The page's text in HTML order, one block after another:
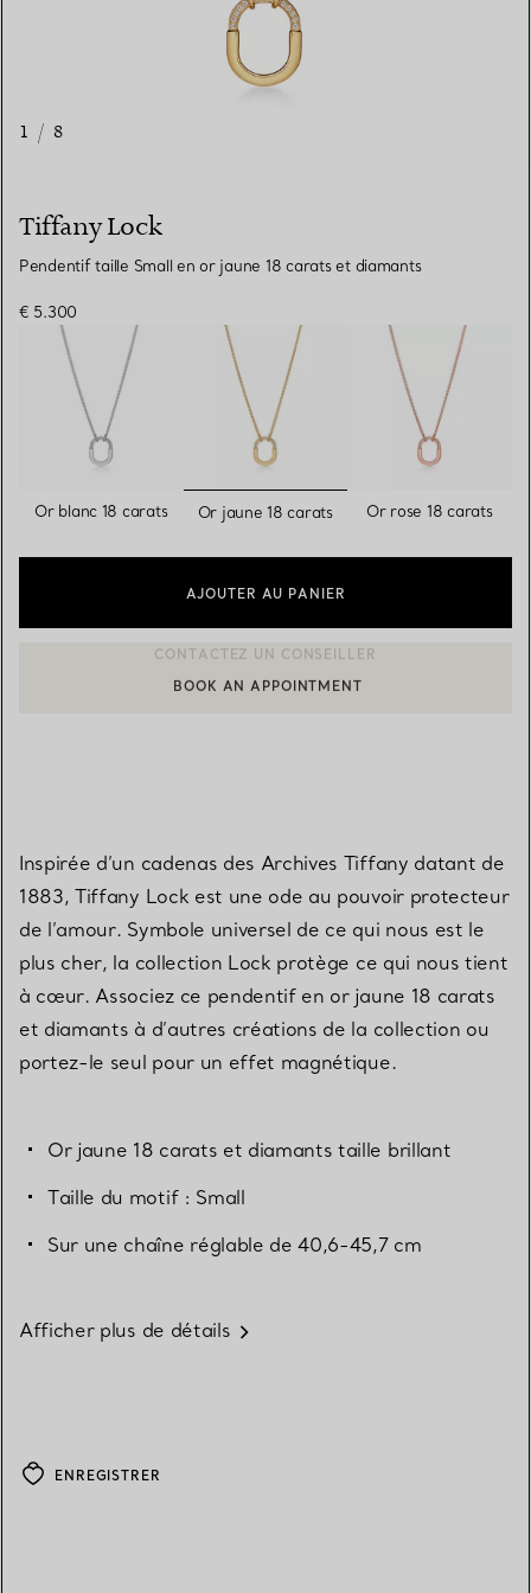
1 / 8
Tiffany Lock
Pendentif taille Small en or jaune 18 carats et diamants
€ 5.300
Or blanc 18 carats sélectionnés
Or jaune 18 carats Or rose 18 carats
AJOUTER AU PANIER
CONTACTER UN CONSEILLER CLIENT OU PRENDRE RENDEZ-
BOOK AN APPOINTMENT
Inspirée d’un cadenas des Archives Tiffany datant de
1883, Tiffany Lock est une ode au pouvoir protecteur
de l’amour. Symbole universel de ce qui nous est le
plus cher, la collection Lock protège ce qui nous tient
à cœur. Associez ce pendentif en or jaune 18 carats
et diamants à d’autres créations de la collection ou
portez-le seul pour un effet magnétique.
Or jaune 18 carats et diamants taille brillant
Taille du motif : Small
Sur une chaîne réglable de 40,6-45,7 cm
Afficher plus de détails
ENREGISTRER